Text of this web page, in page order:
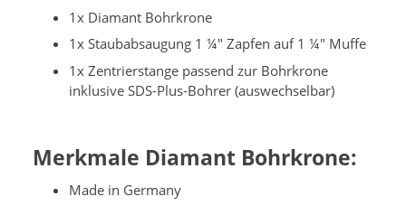
1x Diamant Bohrkrone
1x Staubabsaugung 1 ¼" Zapfen auf 1 ¼" Muffe
1x Zentrierstange passend zur Bohrkrone
inklusive SDS-Plus-Bohrer (auswechselbar)
Merkmale Diamant Bohrkrone:
Made in Germany